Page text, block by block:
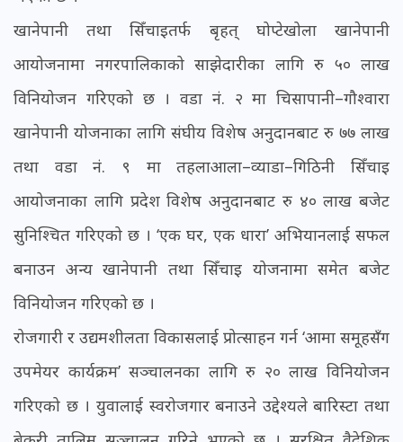
खानेपानी तथा सिँचाइतर्फ बृहत् घोप्टेखोला खानेपानी
आयोजनामा नगरपालिकाको साझेदारीका लागि रु ५० लाख
विनियोजन गरिएको छ । वडा नं. २ मा चिसापानी–गौश्वारा
खानेपानी योजनाका लागि संघीय विशेष अनुदानबाट रु ७७ लाख
तथा वडा नं. ९ मा तहलाआला–व्याडा–गिठिनी सिँचाइ
आयोजनाका लागि प्रदेश विशेष अनुदानबाट रु ४० लाख बजेट
सुनिश्चित गरिएको छ । ‘एक घर, एक धारा’ अभियानलाई सफल
बनाउन अन्य खानेपानी तथा सिँचाइ योजनामा समेत बजेट
विनियोजन गरिएको छ ।
रोजगारी र उद्यमशीलता विकासलाई प्रोत्साहन गर्न ‘आमा समूहसँग
उपमेयर कार्यक्रम’ सञ्चालनका लागि रु २० लाख विनियोजन
गरिएको छ । युवालाई स्वरोजगार बनाउने उद्देश्यले बारिस्टा तथा